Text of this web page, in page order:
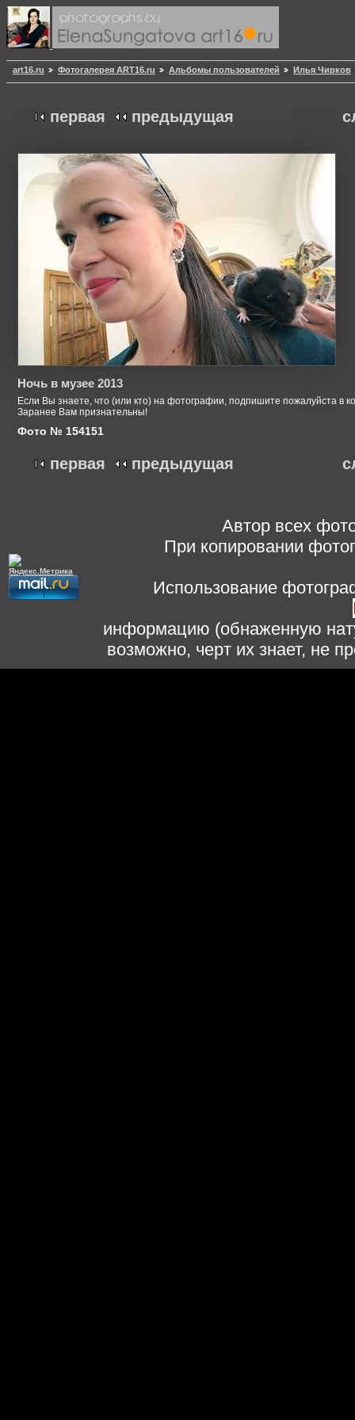
art16.ru Фотогалерея ART16.ru Альбомы пользователей Илья Чирков
первая предыдущая
Ночь в музее 2013
Если Вы знаете, что (или кто) на фотографии, подпишите пожалуйста в
Заранее Вам признательны!
Фото № 154151
первая предыдущая
Автор всех
При копировании
Использование
информацию (обнаженную
возможно, черт их знает, не